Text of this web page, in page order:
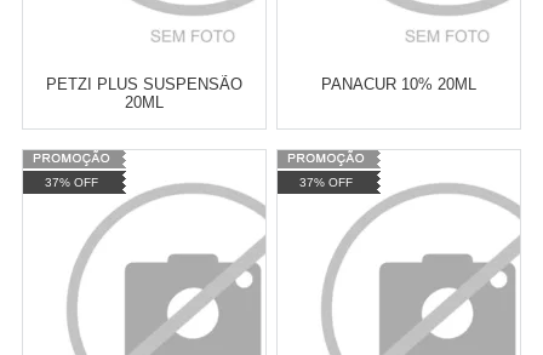
PETZI PLUS SUSPENSÃO
20ML
Varejo:
Atacado: R$ 2.550,90 (Apenas
Revendedor)
10 x
Cat:VERMÍFUGOS
COMPRAR
PANACUR 10% 20ML
Varejo:
Atacado: R$ 2.550,90 (Apenas
Revendedor)
10
Cat:VERMÍFUGOS
COMPRAR
37% OFF 37% OFF